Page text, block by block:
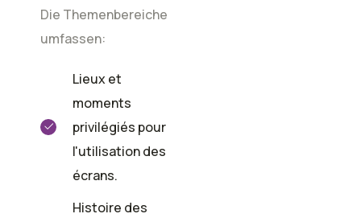
Die Themenbereiche
umfassen:
Lieux et
moments
privilégiés pour
l'utilisation des
écrans.
Histoire des